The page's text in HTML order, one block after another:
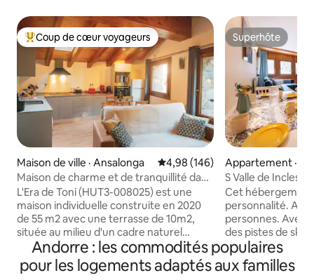
Coup de cœur voyageurs parmi les plus aimés
Coup de cœur voyageurs
Maison de ville · Ansalonga Note moyenne de 4,98 sur 5,
4,98 (146)
Maison de charme et de tranquillité dans
un cadre idyllique
L'Era de Toni (HUT3-008025) est une
maison individuelle construite en 2020
de 55 m2 avec une terrasse de 10m2,
située au milieu d'un cadre naturel
idyllique, au bord de la rivière Valira del
Nord et de l'emblématique route du fer
qui fera de votre séjour une expérience
Superhôte
Superhôte
Appartement ·
S Valle de Incles-
GRATUIT
Cet
personnalité.
personnes. Avec
des pistes de ski.
a tous les
confortable et
chambres. L'une
Andorre : les commodités populaires
pour les logements adaptés aux familles